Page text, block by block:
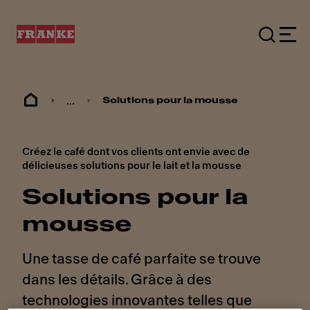
... Solutions pour la mousse
Créez le café dont vos clients ont envie avec de
délicieuses solutions pour le lait et la mousse
Solutions pour la
mousse
Une tasse de café parfaite se trouve
dans les détails. Grâce à des
technologies innovantes telles que